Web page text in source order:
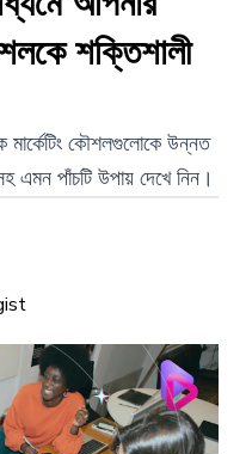
শক্তিশালী
মার্কেটিং কৌশলগুলোকে উন্নত
এমন পাঁচটি উপায় দেখে নিন।